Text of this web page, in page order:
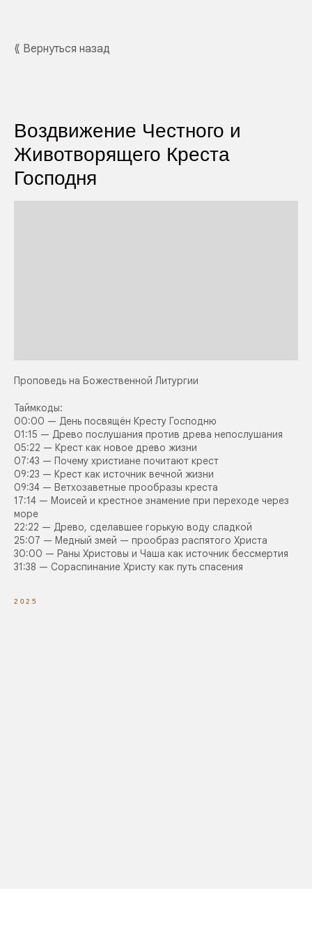
⟪ Вернуться назад
Воздвижение Честного и
Животворящего Креста
Господня
Проповедь на Божественной Литургии
Таймкоды:
00:00 — День посвящён Кресту Господню
01:15 — Древо послушания против древа непослушания
05:22 — Крест как новое древо жизни
07:43 — Почему христиане почитают крест
09:23 — Крест как источник вечной жизни
09:34 — Ветхозаветные прообразы креста
17:14 — Моисей и крестное знамение при переходе через
море
22:22 — Древо, сделавшее горькую воду сладкой
25:07 — Медный змей — прообраз распятого Христа
30:00 — Раны Христовы и Чаша как источник бессмертия
31:38 — Сораспинание Христу как путь спасения
2025